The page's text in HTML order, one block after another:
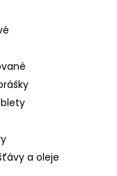
a oleje